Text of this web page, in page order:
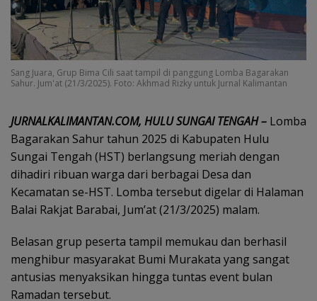
Sang Juara, Grup Bima Cili saat tampil di panggung Lomba Bagarakan
Sahur. Jum'at (21/3/2025). Foto: Akhmad Rizky untuk Jurnal Kalimantan
JURNALKALIMANTAN.COM, HULU SUNGAI TENGAH – Lomba
Bagarakan Sahur tahun 2025 di Kabupaten Hulu
Sungai Tengah (HST) berlangsung meriah dengan
dihadiri ribuan warga dari berbagai Desa dan
Kecamatan se-HST. Lomba tersebut digelar di Halaman
Balai Rakjat Barabai, Jum’at (21/3/2025) malam.
Belasan grup peserta tampil memukau dan berhasil
menghibur masyarakat Bumi Murakata yang sangat
antusias menyaksikan hingga tuntas event bulan
Ramadan tersebut.